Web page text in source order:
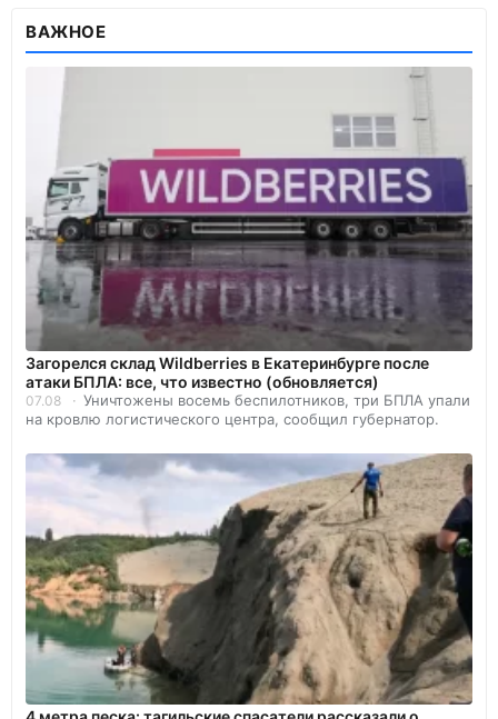
ВАЖНОЕ
Загорелся склад Wildberries в Екатеринбурге после
атаки БПЛА: все, что известно (обновляется)
07.08
Уничтожены восемь беспилотников, три БПЛА упали
на кровлю логистического центра, сообщил губернатор.